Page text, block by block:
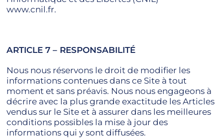
www.cnil.fr.
ARTICLE 7 – RESPONSABILITÉ
Nous nous réservons le droit de modifier les
informations contenues dans ce Site à tout
moment et sans préavis. Nous nous engageons à
décrire avec la plus grande exactitude les Articles
vendus sur le Site et à assurer dans les meilleures
conditions possibles la mise à jour des
informations qui y sont diffusées.